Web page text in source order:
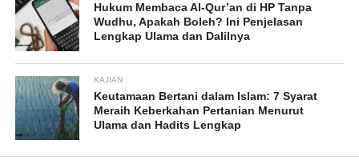
Hukum Membaca Al-Qur’an di HP Tanpa
Wudhu, Apakah Boleh? Ini Penjelasan
Lengkap Ulama dan Dalilnya
KAJIAN
Keutamaan Bertani dalam Islam: 7 Syarat
Meraih Keberkahan Pertanian Menurut
Ulama dan Hadits Lengkap